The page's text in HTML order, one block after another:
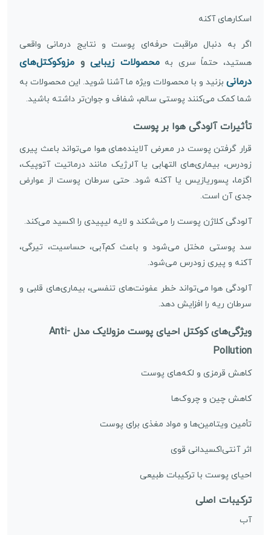
اسکارهای آکنه
اگر به دنبال مراقبت حرفه‌ای پوست و نتایج درمانی واقعی
هستید، حتماً سری بهمحصولات زیباییو مزوکوکتل‌های
درمانی بزنید و با محصولات ویژه ما آشنا شوید. این محصولات به
شما کمک می‌کنند پوستی سالم، شفاف و جوان‌تر داشته باشید.
تأثیرات آلودگی هوا بر پوست
قرار گرفتن پوست در معرض آلاینده‌های هوا می‌تواند باعث پیری
زودرس، بیماری‌های التهابی یا آلرژیک مانند درماتیت آتوپیک،
اگزما، پسوریازیس یا آکنه شود. حتی سرطان پوست از عوارض
جدی آن است.
آلودگی کلاژن پوست را می‌شکند و لایه لیپیدی را اکسید می‌کند.
سد پوستی مختل می‌شود و باعث کم‌آبی، حساسیت، تیرگی،
آکنه و پیری زودرس می‌شود.
آلودگی هوا می‌تواند خطر عفونت‌های تنفسی، بیماری‌های قلبی و
سرطان ریه را افزایش دهد.
ویژگی‌های کوکتل احیای پوست مزولایک مدل Anti-
Pollution
کاهش قرمزی و لکه‌های پوست
کاهش چین و چروک‌ها
تأمین ویتامین‌ها و مواد مغذی برای پوست
اثر آنتی‌اکسیدانی قوی
احیای پوست با ترکیبات طبیعی
ترکیبات اصلی
آب